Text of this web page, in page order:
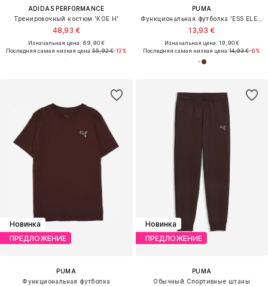
ADIDAS PERFORMANCE
Тренировочный костюм 'KOE H'
48,93 €
Изначальная цена: 69,90 €
Последняя самая низкая цена:55,92 €-12%
PUMA
13,93 €
Изначальная цена: 19,90 €
Последняя самая низкая цена:14,93 €-6%
Новинка
ПРЕДЛОЖЕНИЕ
PUMA
Функциональная футболка
Новинка
ПРЕДЛОЖЕНИЕ
PUMA
Обычный Спортивные штаны